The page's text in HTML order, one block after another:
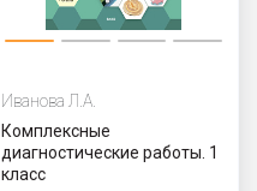
Иванова Л.А.
Комплексные
диагностические работы. 1
класс